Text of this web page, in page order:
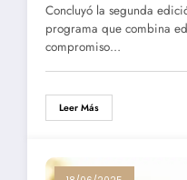
Concluyó la segunda
programa que combina
compromiso…
Leer Más